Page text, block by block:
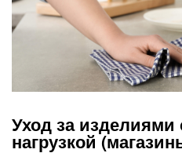
Уход за изделиями
нагрузкой